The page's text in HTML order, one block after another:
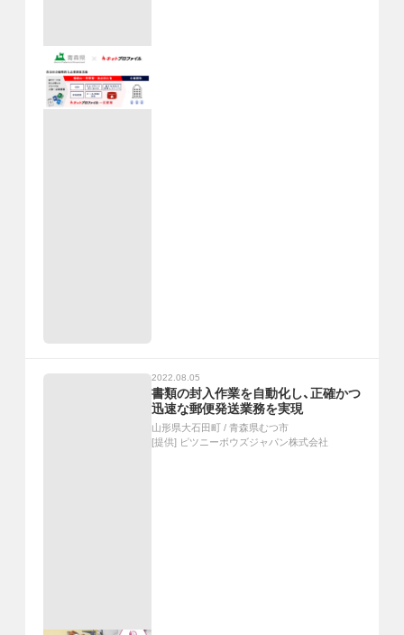
2022.08.05
書類の封入作業を自動化し、正確かつ
迅速な郵便発送業務を実現
山形県大石田町 / 青森県むつ市
[提供] ピツニーボウズジャパン株式会社